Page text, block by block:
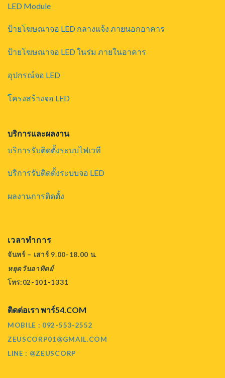
LED Module
ป้ายโฆษณาจอ LED กลางแจ้ง ภายนอกอาคาร
ป้ายโฆษณาจอ LED ในร่ม ภายในอาคาร
อุปกรณ์จอ LED
โครงสร้างจอ LED
บริการและผลงาน
บริการรับติดตั้งระบบไฟเวที
บริการรับติดตั้งระบบจอ LED
ผลงานการติดตั้ง
เวลาทำการ
จันทร์ – เสาร์ 9.00-18.00 น.
หยุดวันอาทิตย์
โทร:02-101-1331
ติดต่อเรา พาร์54.COM
MOBILE : 092-553-2552
ZEUSCORP01@GMAIL.COM
LINE : @ZEUSCORP